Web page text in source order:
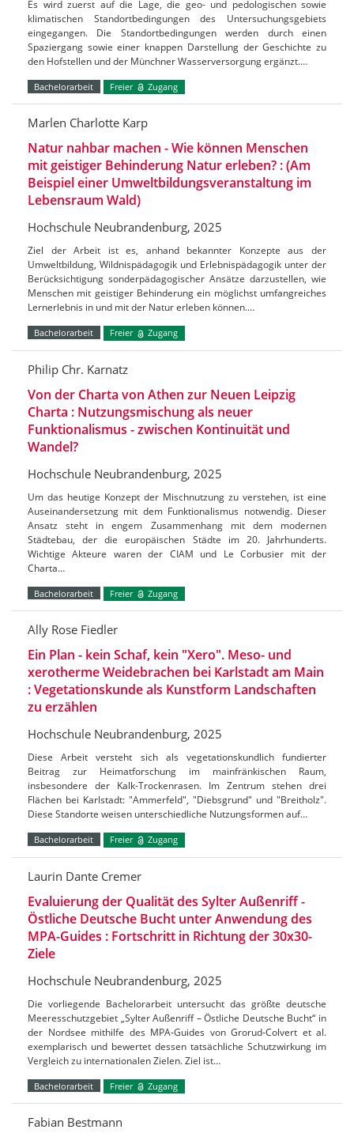
Es wird zuerst auf die Lage, die geo- und pedologischen sowie
klimatischen Standortbedingungen des Untersuchungsgebiets
eingegangen. Die Standortbedingungen werden durch einen
Spaziergang sowie einer knappen Darstellung der Geschichte zu
den Hofstellen und der Münchner Wasserversorgung ergänzt.…
Bachelorarbeit Freier Zugang
Marlen Charlotte Karp
Natur nahbar machen - Wie können Menschen
mit geistiger Behinderung Natur erleben? : (Am
Beispiel einer Umweltbildungsveranstaltung im
Lebensraum Wald)
Hochschule Neubrandenburg, 2025
Ziel der Arbeit ist es, anhand bekannter Konzepte aus der
Umweltbildung, Wildnispädagogik und Erlebnispädagogik unter der
Berücksichtigung sonderpädagogischer Ansätze darzustellen, wie
Menschen mit geistiger Behinderung ein möglichst umfangreiches
Lernerlebnis in und mit der Natur erleben können.…
Bachelorarbeit Freier Zugang
Philip Chr. Karnatz
Von der Charta von Athen zur Neuen Leipzig
Charta : Nutzungsmischung als neuer
Funktionalismus - zwischen Kontinuität und
Wandel?
Hochschule Neubrandenburg, 2025
Um das heutige Konzept der Mischnutzung zu verstehen, ist eine
Auseinandersetzung mit dem Funktionalismus notwendig. Dieser
Ansatz steht in engem Zusammenhang mit dem modernen
Städtebau, der die europäischen Städte im 20. Jahrhunderts.
Wichtige Akteure waren der CIAM und Le Corbusier mit der
Charta…
Bachelorarbeit Freier Zugang
Ally Rose Fiedler
Ein Plan - kein Schaf, kein "Xero". Meso- und
xerotherme Weidebrachen bei Karlstadt am Main
: Vegetationskunde als Kunstform Landschaften
zu erzählen
Hochschule Neubrandenburg, 2025
Diese Arbeit versteht sich als vegetationskundlich fundierter
Beitrag zur Heimatforschung im mainfränkischen Raum,
insbesondere der Kalk-Trockenrasen. Im Zentrum stehen drei
Flächen bei Karlstadt: "Ammerfeld", "Diebsgrund" und "Breitholz".
Diese Standorte weisen unterschiedliche Nutzungsformen auf…
Bachelorarbeit Freier Zugang
Laurin Dante Cremer
Evaluierung der Qualität des Sylter Außenriff -
Östliche Deutsche Bucht unter Anwendung des
MPA-Guides : Fortschritt in Richtung der 30x30-
Ziele
Hochschule Neubrandenburg, 2025
Die vorliegende Bachelorarbeit untersucht das größte deutsche
Meeresschutzgebiet „Sylter Außenriff – Östliche Deutsche Bucht“ in
der Nordsee mithilfe des MPA-Guides von Grorud-Colvert et al.
exemplarisch und bewertet dessen tatsächliche Schutzwirkung im
Vergleich zu internationalen Zielen. Ziel ist…
Bachelorarbeit Freier Zugang
Fabian Bestmann